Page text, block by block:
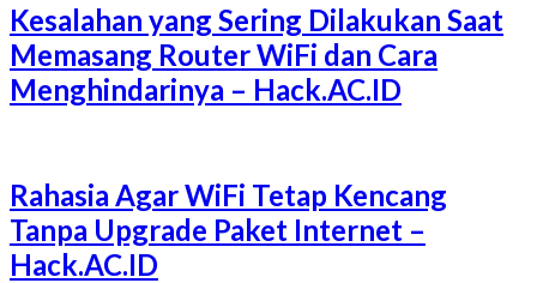
Kesalahan yang Sering Dilakukan Saat
Memasang Router WiFi dan Cara
Menghindarinya – Hack.AC.ID
Rahasia Agar WiFi Tetap Kencang
Tanpa Upgrade Paket Internet –
Hack.AC.ID